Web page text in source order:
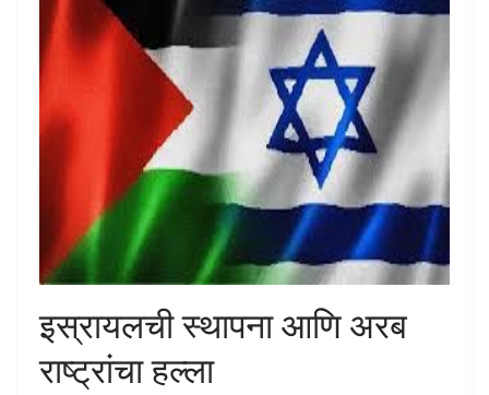
इस्रायलची स्थापना आणि अरब
राष्ट्रांचा हल्ला